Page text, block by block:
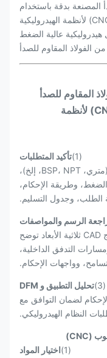
المصنعة بدقة باستخدام
عالية الضغط
الفولاذ المقاوم للصدأ
المقاوم للصدأ
المصنعة بدقة باستخدام الحاسوب (CNC) لأنظمة
(1)
تأكيد المتطلبات
تأكيد نوع الوصلة، ومعايير الخيوط (متري، BSP، NPT، إلخ)،
وطريقة الإحكام،
الطلب، وجدول التسليم.
الرسم والمواصفات
مراجعة رسومات ثنائية الأبعاد أو نماذج CAD ثلاثية الأبعاد توضح
التدفق الداخلية،
وواجهات الإحكام.
(3)
تحليل التطبيق و DFM
لضمان التوافق مع
النظام الهيدروليكي.
(1)
اختيار المواد